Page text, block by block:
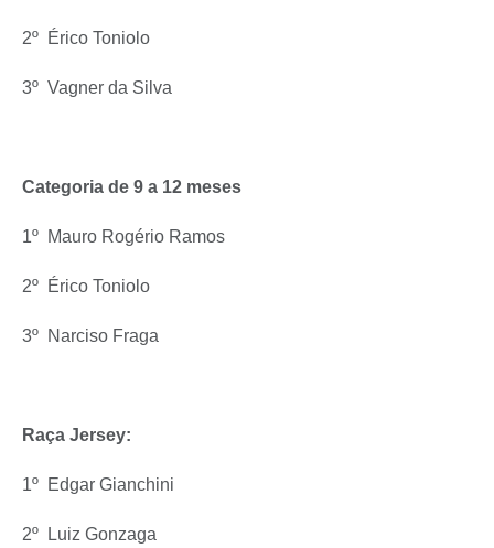
2º  Érico Toniolo
3º  Vagner da Silva
Categoria de 9 a 12 meses
1º  Mauro Rogério Ramos
2º  Érico Toniolo
3º  Narciso Fraga
Raça Jersey:
1º  Edgar Gianchini
2º  Luiz Gonzaga